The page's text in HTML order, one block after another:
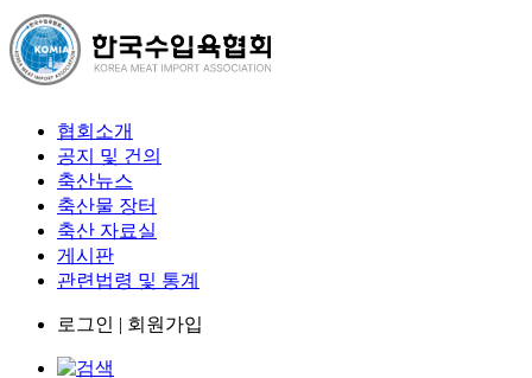
협회소개
공지 및 건의
축산뉴스
축산물 장터
축산 자료실
게시판
관련법령 및 통계
로그인 | 회원가입